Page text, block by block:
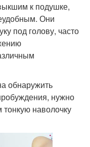
к подушке,
Они
под голову, часто
обнаружить
нужно
наволочку